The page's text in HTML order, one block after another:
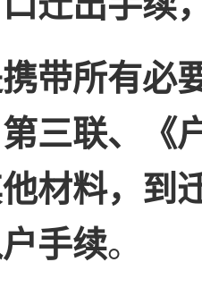
带所有必
三联、《
材料，到
手续。